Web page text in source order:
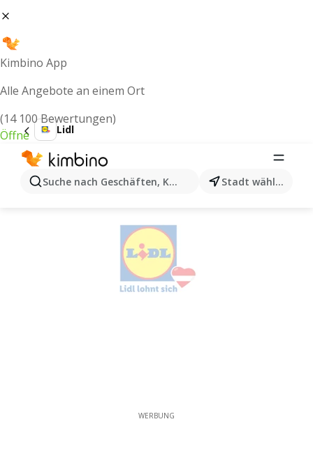
Kimbino App
Alle Angebote an einem Ort
(14 100 Bewertungen)
Öffne
Suche nach Geschäften, Kategorien, Produkten...
Stadt wählen
Lidl
LIDL Flugblatt (06.08.2026) -
Angebote ab donnerstag
WERBUNG